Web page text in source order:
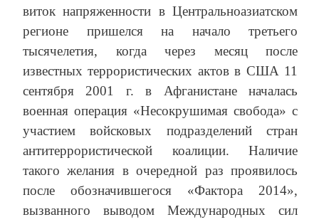
виток напряженности в Центральноазиатском
регионе пришелся на начало третьего
тысячелетия, когда через месяц после
известных террористических актов в США 11
сентября 2001 г. в Афганистане началась
военная операция «Несокрушимая свобода» с
участием войсковых подразделений стран
антитеррористической коалиции. Наличие
такого желания в очередной раз проявилось
после обозначившегося «Фактора 2014»,
вызванного выводом Международных сил